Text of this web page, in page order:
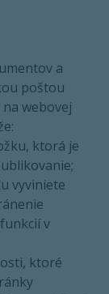
a
poštou
webovej
ktorá je
vyviniete
v
ktoré